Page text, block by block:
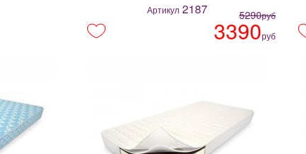
Артикул 2187 5290руб
3390руб